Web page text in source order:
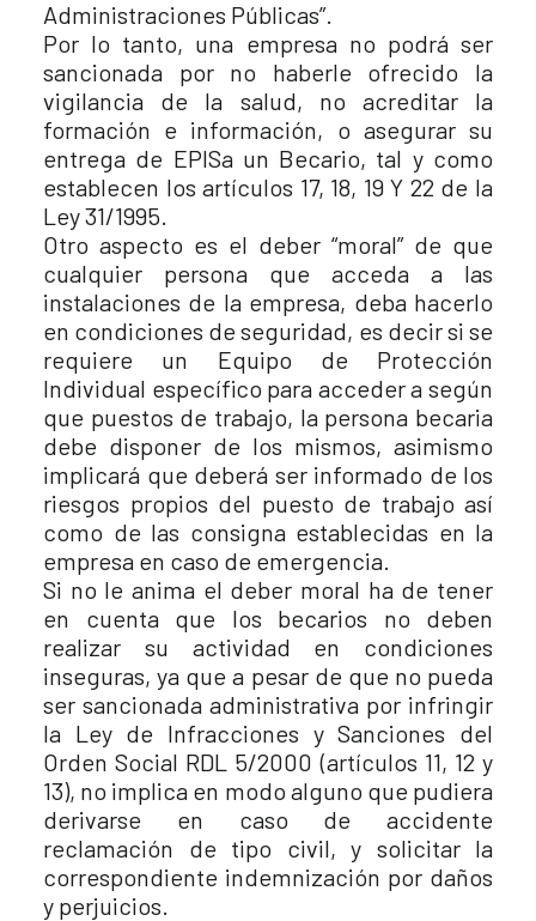
Administraciones Públicas”.
Por lo tanto, una empresa no podrá ser
sancionada por no haberle ofrecido la
vigilancia de la salud, no acreditar la
formación e información, o asegurar su
entrega de EPISa un Becario, tal y como
establecen los artículos 17, 18, 19 Y 22 de la
Ley 31/1995.
Otro aspecto es el deber “moral” de que
cualquier persona que acceda a las
instalaciones de la empresa, deba hacerlo
en condiciones de seguridad, es decir si se
requiere un Equipo de Protección
Individual específico para acceder a según
que puestos de trabajo, la persona becaria
debe disponer de los mismos, asimismo
implicará que deberá ser informado de los
riesgos propios del puesto de trabajo así
como de las consigna establecidas en la
empresa en caso de emergencia.
Si no le anima el deber moral ha de tener
en cuenta que los becarios no deben
realizar su actividad en condiciones
inseguras, ya que a pesar de que no pueda
ser sancionada administrativa por infringir
la Ley de Infracciones y Sanciones del
Orden Social RDL 5/2000 (artículos 11, 12 y
13), no implica en modo alguno que pudiera
derivarse en caso de accidente
reclamación de tipo civil, y solicitar la
correspondiente indemnización por daños
y perjuicios.